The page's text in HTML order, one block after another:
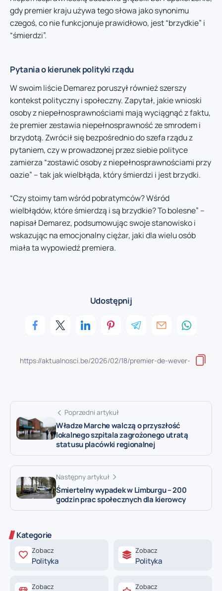
gdy premier kraju używa tego słowa jako synonimu
czegoś, co nie funkcjonuje prawidłowo, jest “brzydkie” i
“śmierdzi”.
Pytania o kierunek polityki rządu
W swoim liście Demarez poruszył również szerszy
kontekst polityczny i społeczny. Zapytał, jakie wnioski
osoby z niepełnosprawnościami mają wyciągnąć z faktu,
że premier zestawia niepełnosprawność ze smrodem i
brzydotą. Zwrócił się bezpośrednio do szefa rządu z
pytaniem, czy w prowadzonej przez siebie polityce
zamierza “zostawić osoby z niepełnosprawnościami przy
oazie” – tak jak wielbłąda, który śmierdzi i jest brzydki.
“Czy stoimy tam wśród pobratymców? Wśród
wielbłądów, które śmierdzą i są brzydkie? To bolesne” –
napisał Demarez, podsumowując swoje stanowisko i
wskazując na emocjonalny ciężar, jaki dla wielu osób
miała ta wypowiedź premiera.
Udostępnij
Poprzedni artykuł
Władze Marche walczą o przyszłość
lokalnego szpitala zagrożonego utratą
statusu placówki regionalnej
Następny artykuł
Śmiertelny wypadek w Limburgu – 200
godzin prac społecznych dla kierowcy
Kategorie
Zobacz
Polityka
Zobacz
Polityka
Zobacz Zobacz